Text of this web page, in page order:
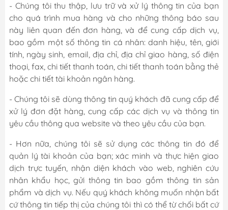
- Chúng tôi thu thập, lưu trữ và xử lý thông tin của bạn
cho quá trình mua hàng và cho những thông báo sau
này liên quan đến đơn hàng, và để cung cấp dịch vụ,
bao gồm một số thông tin cá nhân: danh hiệu, tên, giới
tính, ngày sinh, email, địa chỉ, địa chỉ giao hàng, số điện
thoại, fax, chi tiết thanh toán, chi tiết thanh toán bằng thẻ
hoặc chi tiết tài khoản ngân hàng.
- Chúng tôi sẽ dùng thông tin quý khách đã cung cấp để
xử lý đơn đặt hàng, cung cấp các dịch vụ và thông tin
yêu cầu thông qua website và theo yêu cầu của bạn.
- Hơn nữa, chúng tôi sẽ sử dụng các thông tin đó để
quản lý tài khoản của bạn; xác minh và thực hiện giao
dịch trực tuyến, nhận diện khách vào web, nghiên cứu
nhân khẩu học, gửi thông tin bao gồm thông tin sản
phẩm và dịch vụ. Nếu quý khách không muốn nhận bất
cứ thông tin tiếp thị của chúng tôi thì có thể từ chối bất cứ